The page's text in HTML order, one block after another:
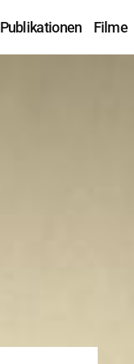
Publikationen Filme